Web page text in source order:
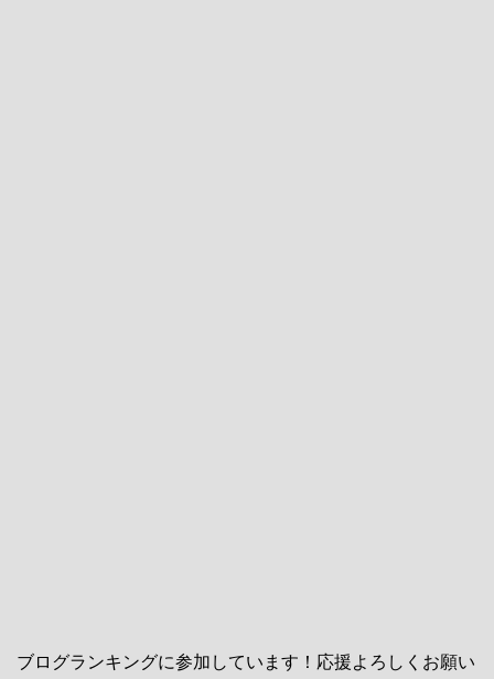
ブログランキングに参加しています！応援よろしくお願い